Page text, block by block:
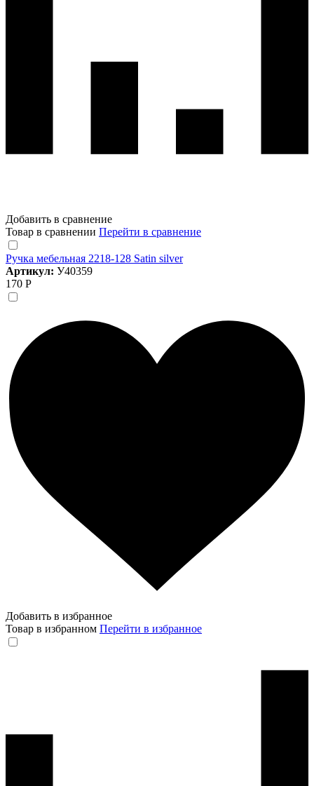
Добавить в сравнение
Товар в сравнении Перейти в сравнение
Ручка мебельная 2218-128 Satin silver
Артикул: У40359
170 Р
Добавить в избранное
Товар в избранном Перейти в избранное